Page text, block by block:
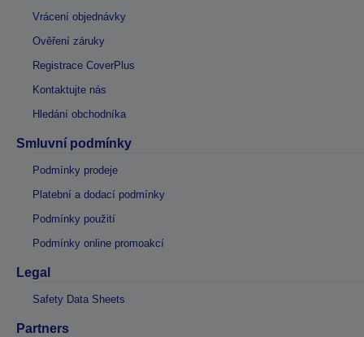
Vrácení objednávky
Ověření záruky
Registrace CoverPlus
Kontaktujte nás
Hledání obchodníka
Smluvní podmínky
Podmínky prodeje
Platební a dodací podmínky
Podmínky použití
Podmínky online promoakcí
Legal
Safety Data Sheets
Partners